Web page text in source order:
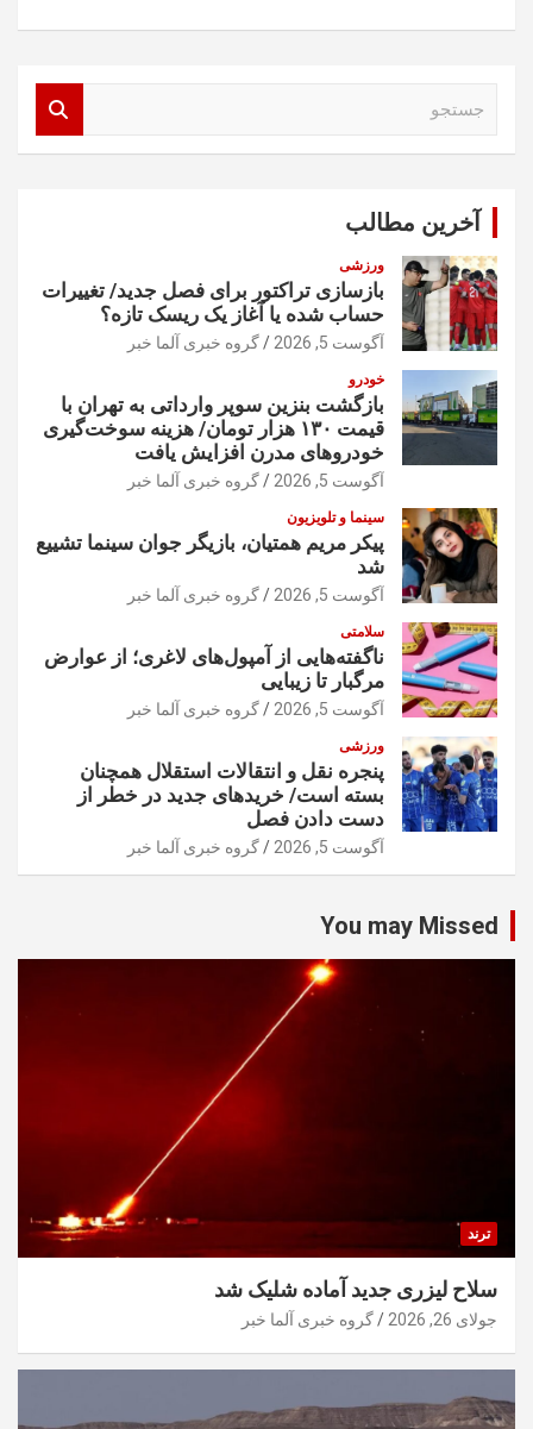
آخرین مطالب
ورزشی
بازسازی تراکتور برای فصل جدید/ تغییرات
حساب شده یا آغاز یک ریسک تازه؟
آگوست 5, 2026 گروه خبری آلما خبر
خودرو
بازگشت بنزین سوپر وارداتی به تهران با
قیمت ۱۳۰ هزار تومان/ هزینه سوخت‌گیری
خودرو‌های مدرن افزایش یافت
آگوست 5, 2026 گروه خبری آلما خبر
سینما و تلویزیون
پیکر مریم همتیان، بازیگر جوان سینما تشییع
شد
آگوست 5, 2026 گروه خبری آلما خبر
سلامتی
ناگفته‌هایی از آمپول‌های لاغری؛ از عوارض
مرگبار تا زیبایی
آگوست 5, 2026 گروه خبری آلما خبر
ورزشی
پنجره نقل و انتقالات استقلال همچنان
بسته است/ خریدهای جدید در خطر از
دست دادن فصل
آگوست 5, 2026 گروه خبری آلما خبر
You may Missed
ترند
سلاح لیزری جدید آماده شلیک شد
جولای 26, 2026 گروه خبری آلما خبر